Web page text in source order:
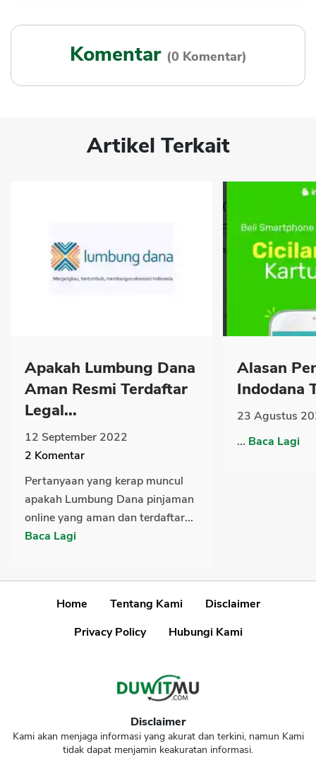
Komentar (0 Komentar)
Artikel Terkait
Apakah Lumbung Dana
Aman Resmi Terdaftar
Legal...
12 September 2022
2 Komentar
Pertanyaan yang kerap muncul
apakah Lumbung Dana pinjaman
online yang aman dan terdaftar...
Baca Lagi
Alasan
Indodana
23 Agustus
... Baca Lagi
Home Tentang Kami
Disclaimer
Privacy Policy
Hubungi Kami
Disclaimer
Kami akan menjaga informasi yang akurat dan terkini, namun Kami
tidak dapat menjamin keakuratan informasi.